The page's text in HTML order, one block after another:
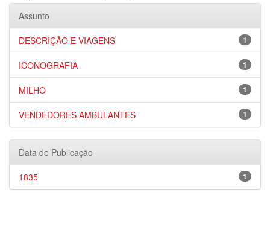
Assunto
1
DESCRIÇÃO E VIAGENS
1
ICONOGRAFIA
1
MILHO
1
VENDEDORES AMBULANTES
Data de Publicação
1
1835